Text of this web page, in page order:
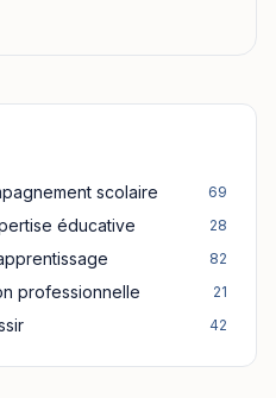
scolaire 69
éducative 28
82
professionnelle 21
42